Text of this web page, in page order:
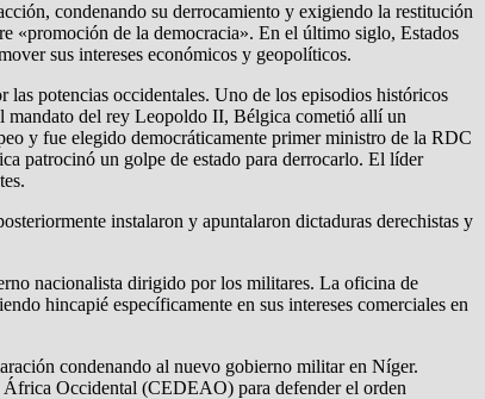
condenando su derrocamiento y exigiendo la restitución
«promoción de la democracia». En el último siglo, Estados
sus intereses económicos y geopolíticos.
las potencias occidentales. Uno de los episodios históricos
mandato del rey Leopoldo II, Bélgica cometió allí un
y fue elegido democráticamente primer ministro de la RDC
patrocinó un golpe de estado para derrocarlo. El líder
instalaron y apuntalaron dictaduras derechistas y
nacionalista dirigido por los militares. La oficina de
hincapié específicamente en sus intereses comerciales en
condenando al nuevo gobierno militar en Níger.
África Occidental (CEDEAO) para defender el orden